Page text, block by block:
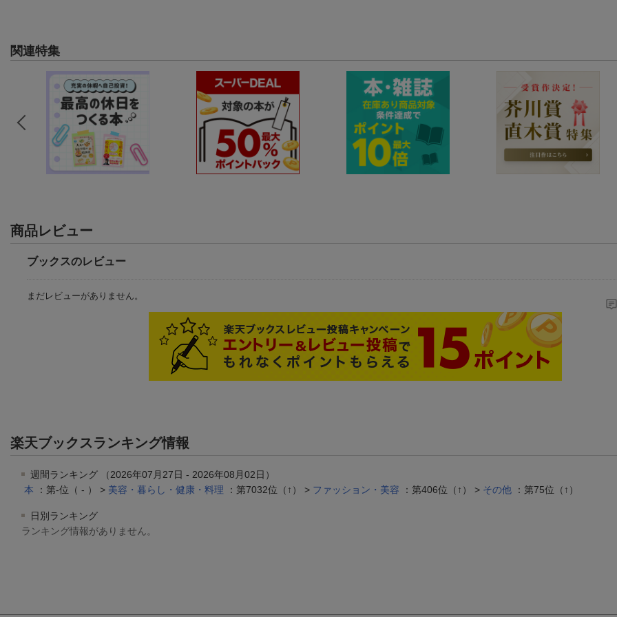
関連特集
商品レビュー
ブックスのレビュー
まだレビューがありません。
楽天ブックスランキング情報
週間ランキング （2026年07月27日 - 2026年08月02日）
本 ：第-位（ - ） > 美容・暮らし・健康・料理 ：第7032位（↑） > ファッション・美容 ：第406位（↑） > その他 ：第75位（↑）
日別ランキング
ランキング情報がありません。